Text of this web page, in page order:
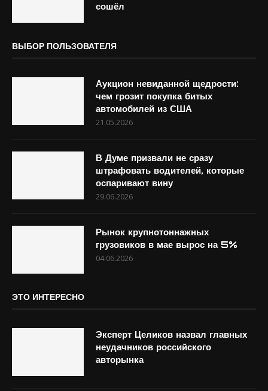
сошёл
ВЫБОР ПОЛЬЗОВАТЕЛЯ
Аукцион невиданной щедрости:
чем грозит покупка битых
автомобилей из США
21.05.2026
В Думе призвали не сразу
штрафовать водителей, которые
оспаривают вину
29.06.2026
Рынок крупнотоннажных
грузовиков в мае вырос на 5%
04.06.2026
ЭТО ИНТЕРЕСНО
Эксперт Целиков назвал главных
неудачников российского
авторынка